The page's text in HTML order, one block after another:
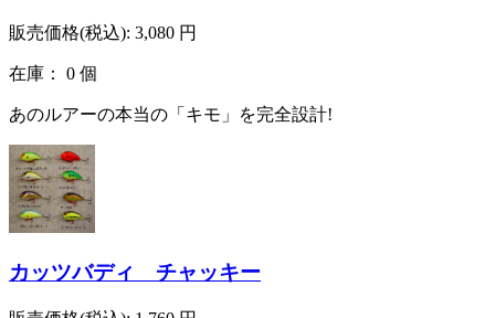
販売価格(税込): 3,080 円
在庫： 0 個
あのルアーの本当の「キモ」を完全設計!
カッツバディ チャッキー